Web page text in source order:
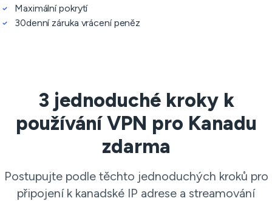
Maximální pokrytí
30denní záruka vrácení peněz
3 jednoduché kroky k
používání VPN pro Kanadu
zdarma
Postupujte podle těchto jednoduchých kroků pro
připojení k kanadské IP adrese a streamování